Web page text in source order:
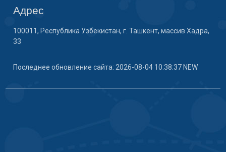
Адрес
100011, Республика Узбекистан, г. Ташкент, массив Хадра,
33
Последнее обновление сайта: 2026-08-04 10:38:37 NEW